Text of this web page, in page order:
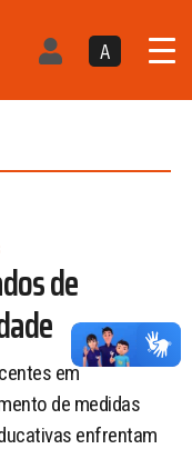
A
de
em
de medidas
enfrentam